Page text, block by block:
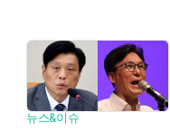
뉴스&이슈